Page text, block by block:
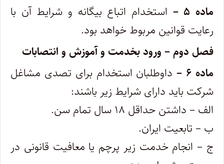
ماده ۵ –
استخدام اتباع بیگانه و شرایط آن با
رعایت قوانین مربوط خواهد بود.
فصل دوم – ورود بخدمت و آموزش و انتصابات
ماده ۶ –
داوطلبان استخدام برای تصدی مشاغل
شرکت باید دارای شرایط زیر باشند:
‌الف – داشتن حداقل ۱۸ سال تمام سن.
ب – تابعیت ایران.
ج – انجام خدمت زیر پرچم یا معافیت قانونی در